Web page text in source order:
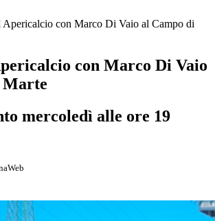
Apericalcio con Marco Di Vaio al Campo di
con Marco Di Vaio
Marte
mercoledì alle ore 19